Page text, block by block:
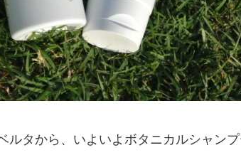
ルタから、いよいよボタニカルシャン